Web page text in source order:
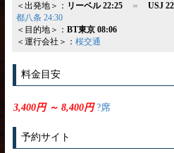
＜出発地＞： リーベル 22:25＝ USJ
都八条 24:30
＜目的地＞： BT東京 08:06
＜運行会社＞： 桜交通
料金目安
3,400円 ～ 8,400円?席
予約サイト